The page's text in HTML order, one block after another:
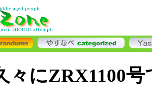
にZRX1100